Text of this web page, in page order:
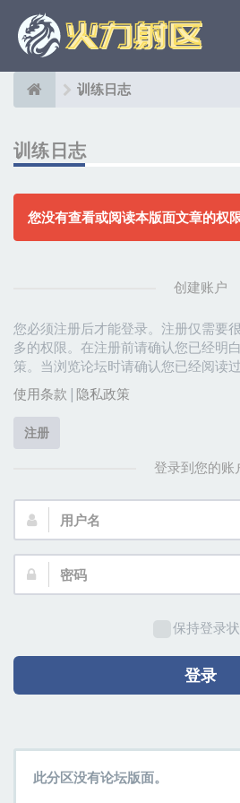
训练日志
训练日志
您没有查看或阅读本版面文章的权限
创建账户
您必须注册后才能登录。注册仅需要
多的权限。在注册前请确认您已经明
策。当浏览论坛时请确认您已经阅读过
使用条款 | 隐私政策
注册
登录到您的账
户
名：
码：
保持登录
登录
此分区没有论坛版面。